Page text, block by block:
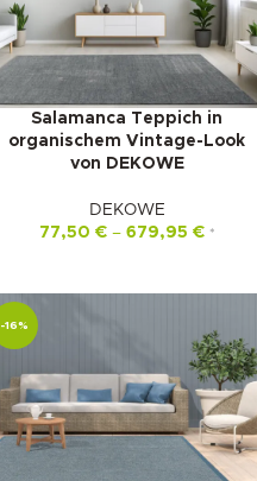
Salamanca Teppich in
organischem Vintage-Look
von DEKOWE
DEKOWE
77,50 €– 679,95 € *
-16%